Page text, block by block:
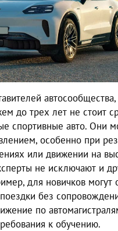
автосообщества,
до трех лет не стоит
спортивные авто. Они
особенно при
или движении на
не исключают и
для новичков могут
без
по
к обучению.